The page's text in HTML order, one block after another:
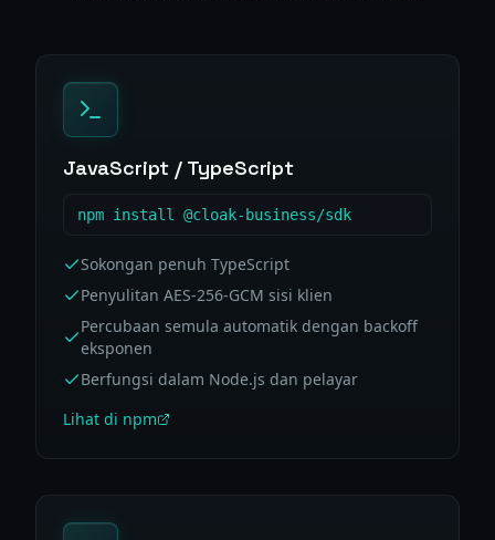
JavaScript / TypeScript
npm install @cloak-business/sdk
Sokongan penuh TypeScript
Penyulitan AES-256-GCM sisi klien
Percubaan semula automatik dengan backoff
eksponen
Berfungsi dalam Node.js dan pelayar
Lihat di npm